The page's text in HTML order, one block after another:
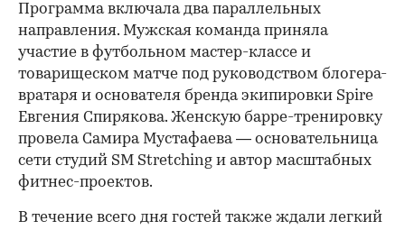
Программа включала два параллельных
направления. Мужская команда приняла
участие в футбольном мастер-классе и
товарищеском матче под руководством блогера-
вратаря и основателя бренда экипировки Spire
Евгения Спирякова. Женскую барре-тренировку
провела Самира Мустафаева — основательница
сети студий SM Stretching и автор масштабных
фитнес-проектов.
В течение всего дня гостей также ждали легкий